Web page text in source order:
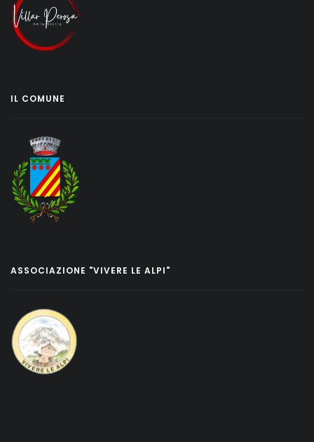
IL COMUNE
ASSOCIAZIONE "VIVERE LE ALPI"